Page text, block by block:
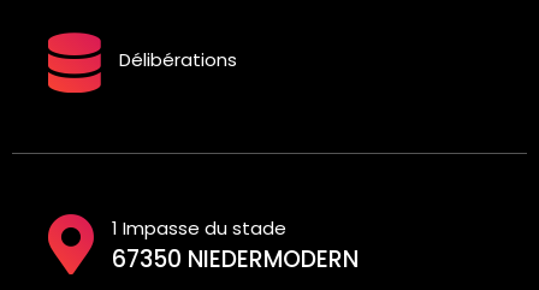
Délibérations
1 Impasse du stade
67350 NIEDERMODERN